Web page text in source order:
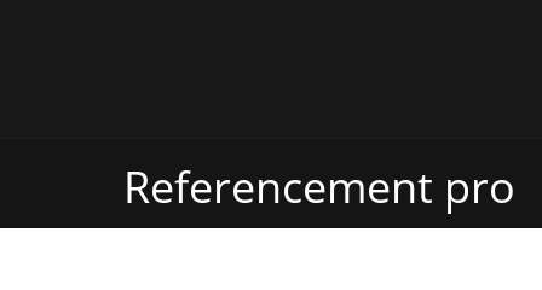
Referencement pro